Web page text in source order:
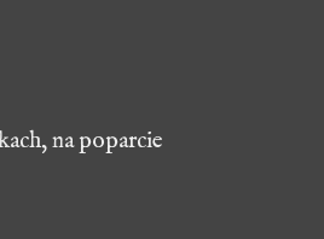
na poparcie